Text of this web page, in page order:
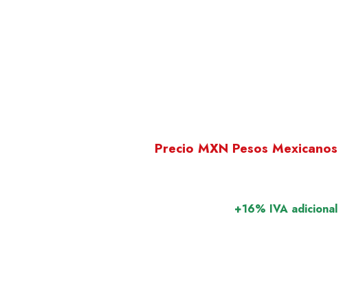
Precio MXN Pesos Mexicanos
+16% IVA adicional